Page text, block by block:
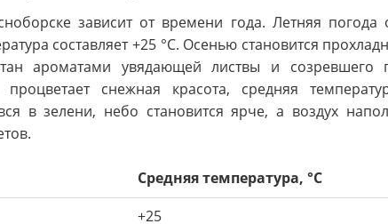
зависит от времени года. Летняя
составляет +25 °C. Осенью становится
ароматами увядающей листвы и созревшего
процветает снежная красота, средняя
в зелени, небо становится ярче, а воздух
Средняя температура, °C
+25